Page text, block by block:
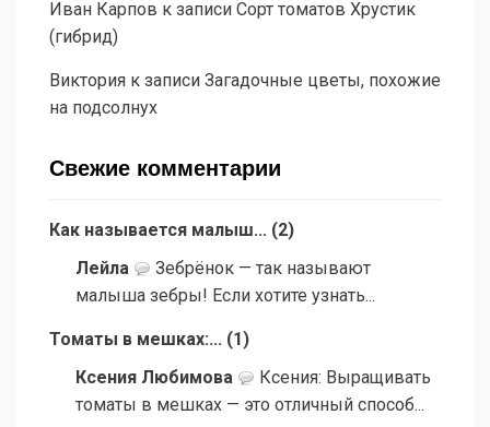
Иван Карпов к записи Сорт томатов Хрустик
(гибрид)
Виктория к записи Загадочные цветы, похожие
на подсолнух
Свежие комментарии
Как называется малыш... (2)
Лейла
Зебрёнок — так называют
малыша зебры! Если хотите узнать...
Томаты в мешках:... (1 )
Ксения Любимова
Ксения: Выращивать
томаты в мешках — это отличный способ...